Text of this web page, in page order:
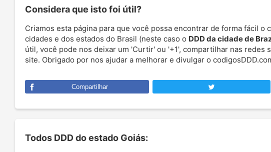
Considera que isto foi útil?
Criamos esta página para que você possa encontrar de forma fácil o
cidades e dos estados do Brasil (neste caso o DDD da cidade de
útil, você pode nos deixar um 'Curtir' ou '+1', compartilhar nas redes
site. Obrigado por nos ajudar a melhorar e divulgar o
Compartilhar
Todos DDD do estado Goiás: